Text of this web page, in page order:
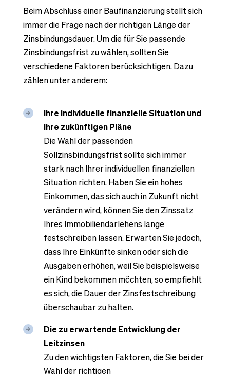
Beim Abschluss einer Baufinanzierung stellt sich
immer die Frage nach der richtigen Länge der
Zinsbindungsdauer. Um die für Sie passende
Zinsbindungsfrist zu wählen, sollten Sie
verschiedene Faktoren berücksichtigen. Dazu
zählen unter anderem:
Ihre individuelle finanzielle Situation und
Ihre zukünftigen Pläne
Die Wahl der passenden
Sollzinsbindungsfrist sollte sich immer
stark nach Ihrer individuellen finanziellen
Situation richten. Haben Sie ein hohes
Einkommen, das sich auch in Zukunft nicht
verändern wird, können Sie den Zinssatz
Ihres Immobiliendarlehens lange
festschreiben lassen. Erwarten Sie jedoch,
dass Ihre Einkünfte sinken oder sich die
Ausgaben erhöhen, weil Sie beispielsweise
ein Kind bekommen möchten, so empfiehlt
es sich, die Dauer der Zinsfestschreibung
überschaubar zu halten.
Die zu erwartende Entwicklung der
Leitzinsen
Zu den wichtigsten Faktoren, die Sie bei der
Wahl der richtigen